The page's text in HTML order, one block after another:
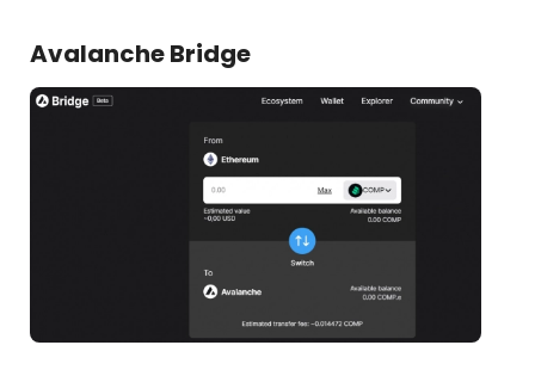
Avalanche Bridge